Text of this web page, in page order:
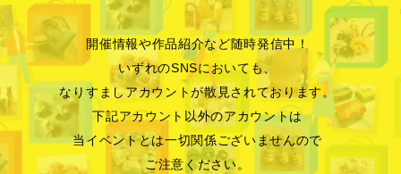
開催情報や作品紹介など随時発信中！
いずれのSNSにおいても、
なりすましアカウントが散見されております。
下記アカウント以外のアカウントは
当イベントとは一切関係ございませんので
ご注意ください。